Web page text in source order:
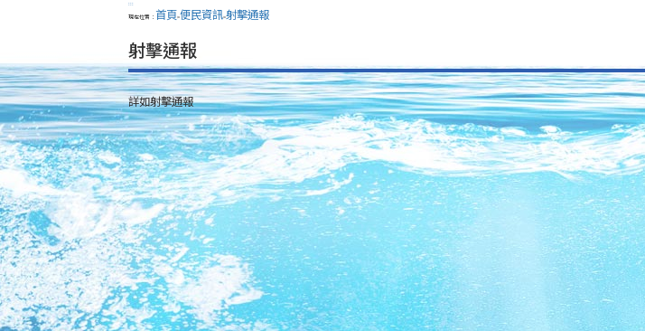
:::
現在位置： 首頁>便民資訊>射擊通報
射擊通報
詳如射擊通報